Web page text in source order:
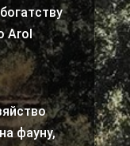
Arol
фауну,